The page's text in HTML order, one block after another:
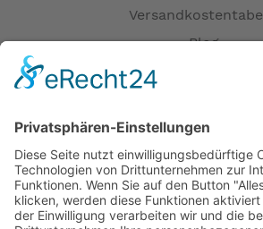
Blog
Erklärung zur
AGB
Öffnungszeiten
Versandpartner
Verfügbarkeiten